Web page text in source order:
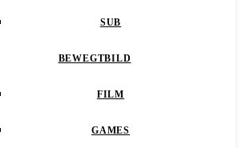
SUB
BEWEGTBILD
FILM
GAMES